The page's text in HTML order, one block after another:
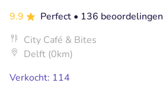
9.9
Perfect • 136 beoordelingen
City Café & Bites
Delft (0km)
Verkocht: 114